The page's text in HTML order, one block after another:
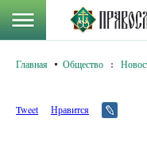
Главная Общество :
Tweet Нравится